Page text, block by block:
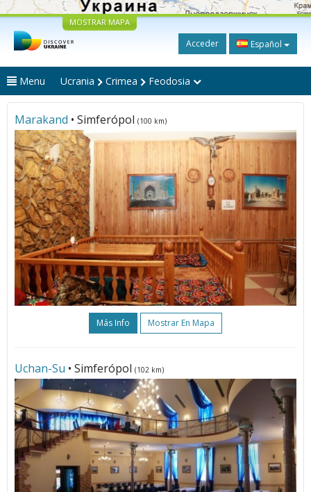
MOSTRAR MAPA
Acceder Español
Menu Ucrania Crimea Feodosia
Marakand • Simferópol (100 km)
Más Info Mostrar En Mapa
Uchan-Su • Simferópol (102 km)